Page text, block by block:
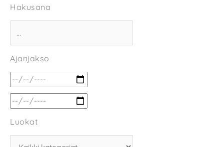
Hakusana
Ajanjakso
Luokat